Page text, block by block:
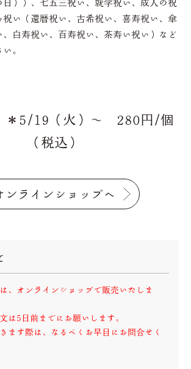
日））、七五三祝い、就学祝い、成人の祝
祝い（還暦祝い、古希祝い、喜寿祝い、傘
、白寿祝い、百寿祝い、茶寿い祝い）など
。
5/19（火）～ 280円/個
（税込）
ンラインショップへ
、オンラインショップで販売いたしま
は5日前までにお願いします。
ます際は、なるべくお早目にお問合せく